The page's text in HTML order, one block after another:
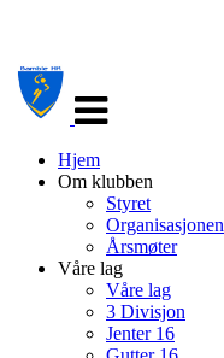
navigasjon
Hjem
Om klubben
Styret
Organisasjonen
Årsmøter
Våre lag
Våre lag
3 Divisjon
Jenter 16